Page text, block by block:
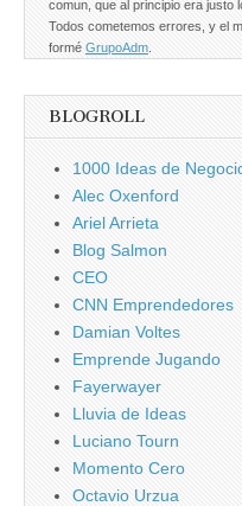
comun, que al principio era justo
Todos cometemos errores, y el
formé GrupoAdm
BLOGROLL
1000 Ideas de
Alec Oxenford
Ariel Arrieta
Blog Salmon
CEO
CNN Emprendedores
Damian Voltes
Emprende Jugando
Fayerwayer
Lluvia de Ideas
Luciano Tourn
Momento Cero
Octavio Urzua